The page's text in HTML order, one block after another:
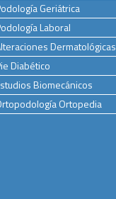
Geriátrica
Laboral
Dermatológicas
Diabético
Biomecánicos
Ortopedia